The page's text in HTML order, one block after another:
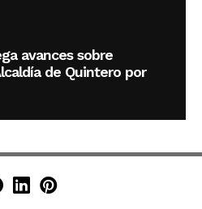
avances sobre
de Quintero por
Instagram
en X (Twitter)
en TikTok
Canal de Minuto30 en
Minuto30 en LinkedIn
Minuto30 en